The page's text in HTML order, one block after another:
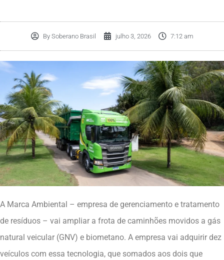
BySoberano Brasil julho 3, 2026 7:12 am
A Marca Ambiental – empresa de gerenciamento e tratamento
de resíduos – vai ampliar a frota de caminhões movidos a gás
natural veicular (GNV) e biometano. A empresa vai adquirir dez
veículos com essa tecnologia, que somados aos dois que